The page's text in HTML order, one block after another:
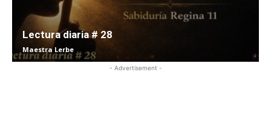
Lectura diaria # 28
Maestra Lerbe
- Advertisement -